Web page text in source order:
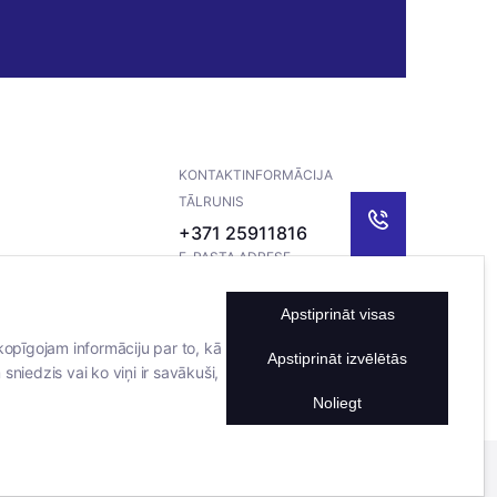
KONTAKTINFORMĀCIJA
TĀLRUNIS
+371 25911816
E-PASTA ADRESE
info@bertasnams.lv
informāciju par to, kā
vai ko viņi ir savākuši,
Apstiprināt visas
Apstiprināt izvēlētās
Noliegt